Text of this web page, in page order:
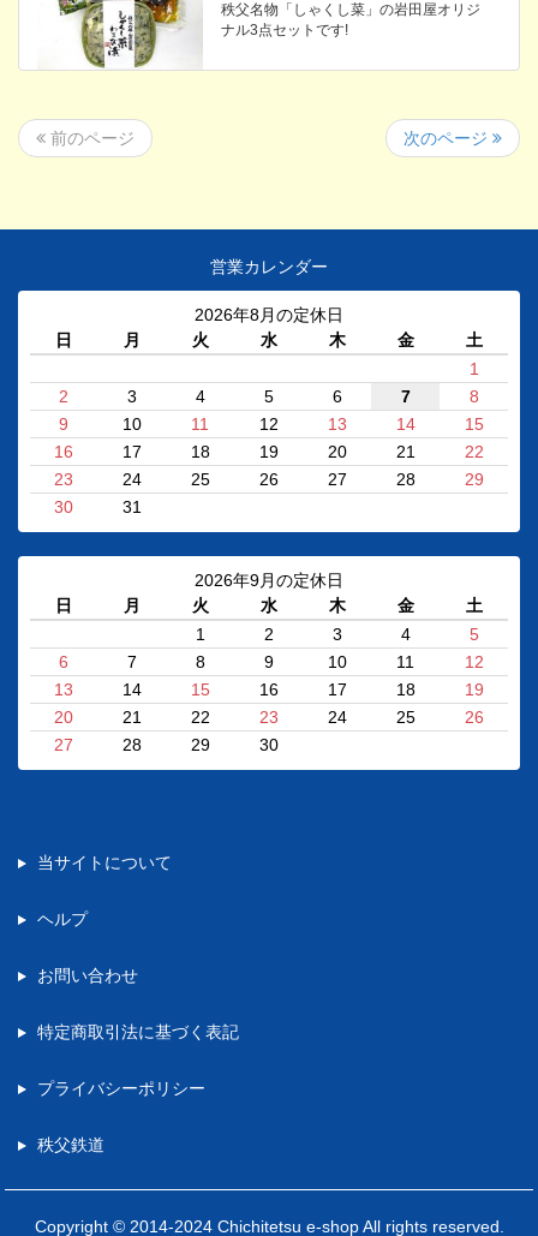
秩父名物「しゃくし菜」の岩田屋オリジ
ナル3点セットです!
前のページ 次のページ
営業カレンダー
2026年8月の定休日
日
月 火 水 木 金
土
1
2
3 4 5 6 7
8
9
10 11 12 13 14
15
16
17 18 19 20 21
22
23
24 25 26 27 28
29
30
31
2026年9月の定休日
日
月 火 水 木 金
土
1
2 3 4
5
6
7 8 9 10 11
12
13
14 15 16 17 18
19
20
21 22 23 24 25
26
27
28 29 30
当サイトについて
ヘルプ
お問い合わせ
特定商取引法に基づく表記
プライバシーポリシー
秩父鉄道
Copyright © 2014-2024 Chichitetsu e-shop All rights reserved.